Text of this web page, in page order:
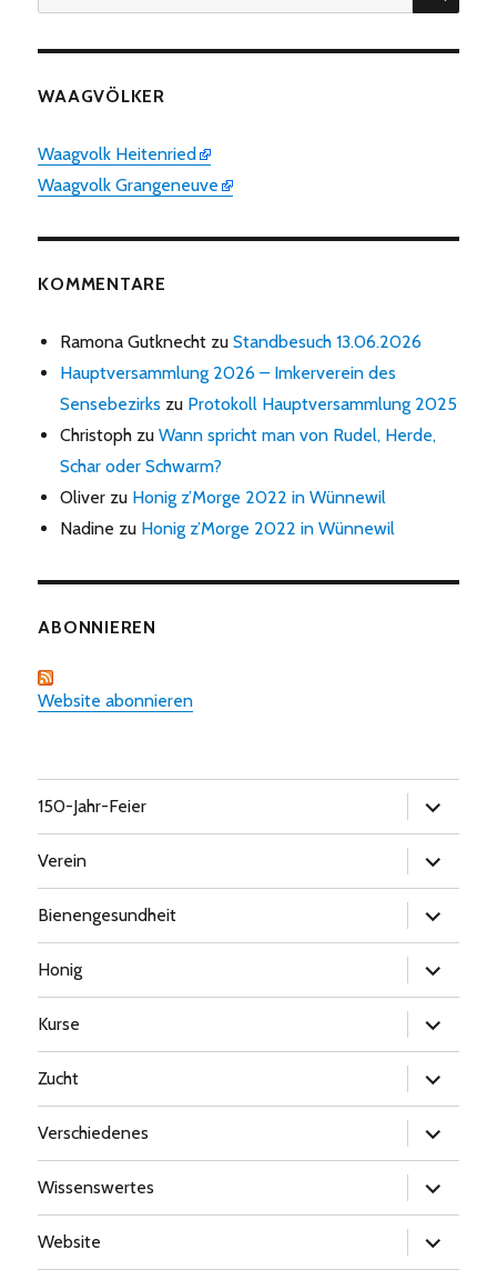
nach:
WAAGVÖLKER
Waagvolk Heitenried
Waagvolk Grangeneuve
KOMMENTARE
Ramona Gutknecht zuStandbesuch 13.06.2026
Hauptversammlung 2026 – Imkerverein des
Sensebezirks zu Protokoll Hauptversammlung 2025
Christoph zuWann spricht man von Rudel, Herde,
Schar oder Schwarm?
Oliver zu Honig z’Morge 2022 in Wünnewil
Nadine zu Honig z’Morge 2022 in Wünnewil
ABONNIEREN
Website abonnieren
150-Jahr-Feier
öffnen
Verein
öffnen
Bienengesundheit
öffnen
Honig
öffnen
Kurse
öffnen
Zucht
öffnen
Verschiedenes
öffnen
Wissenswertes
öffnen
Website
öffnen